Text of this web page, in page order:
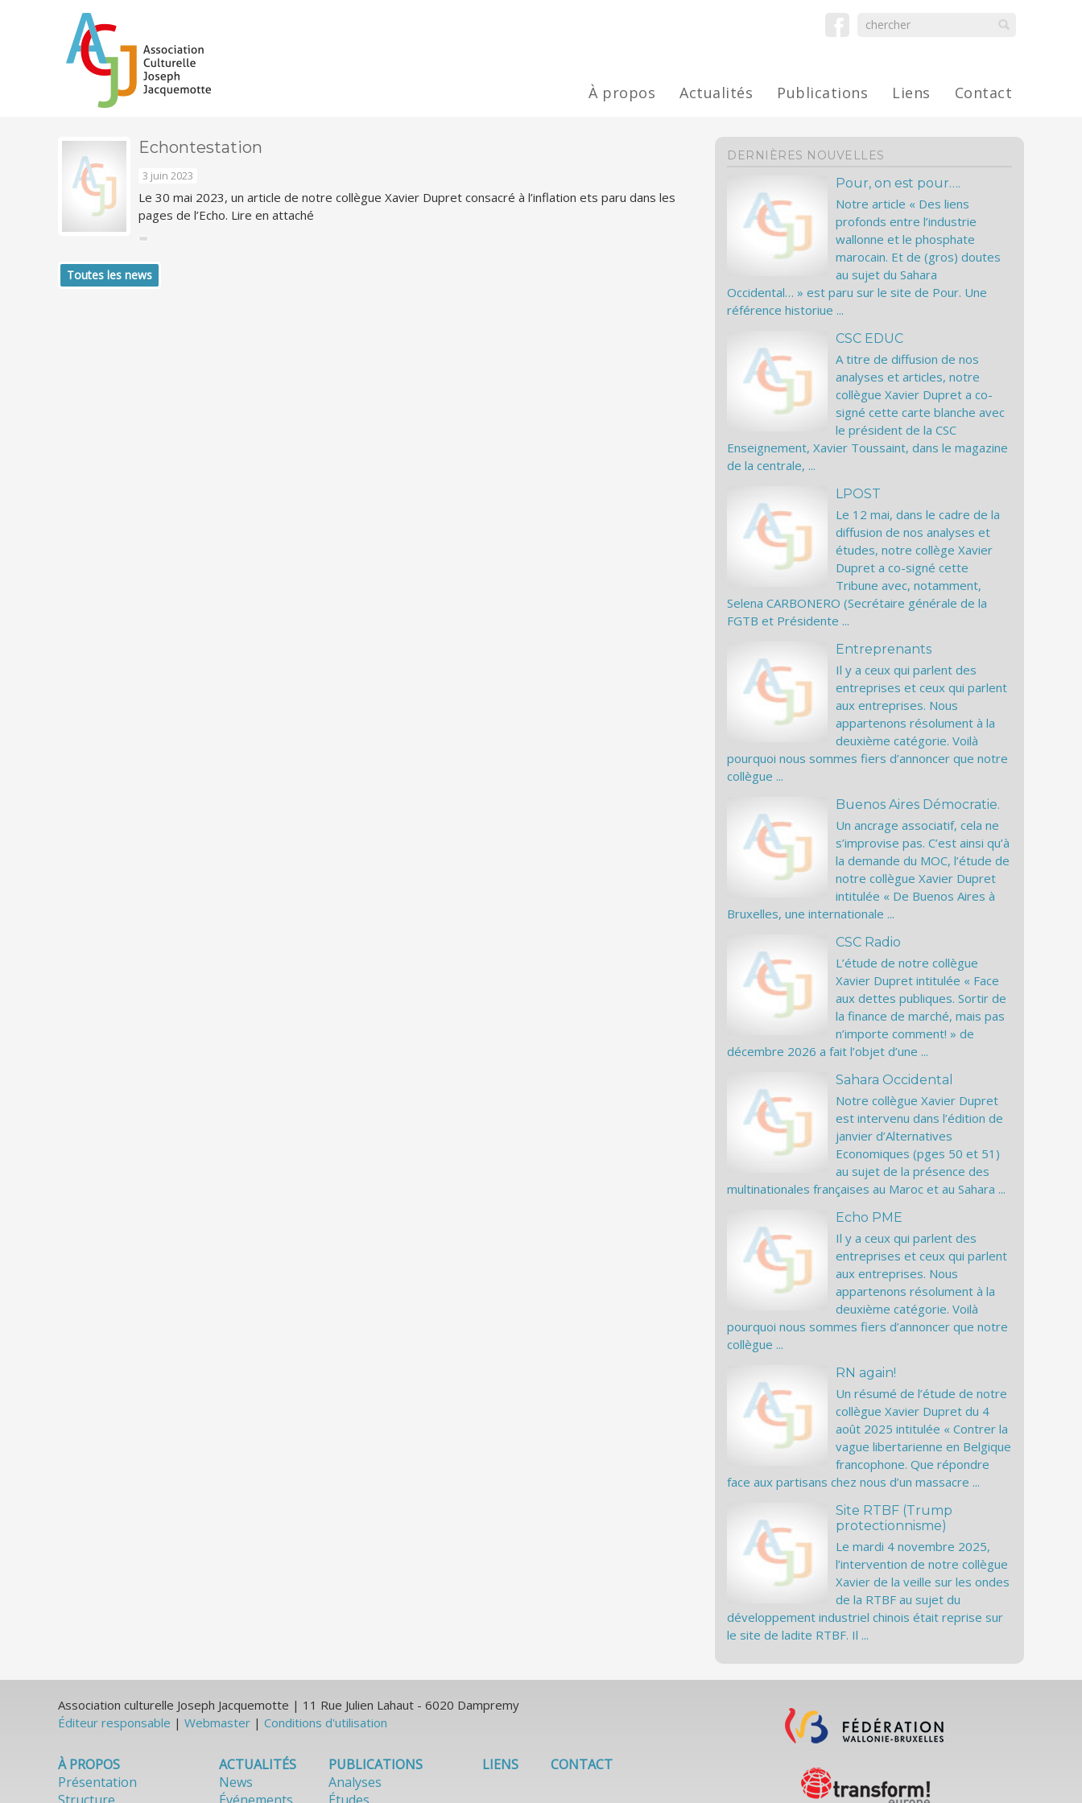
À propos Actualités Publications Liens Contact
Echontestation
3 juin 2023
Le 30 mai 2023, un article de notre collègue Xavier Dupret consacré à l’inflation ets paru dans les
pages de l’Echo. Lire en attaché
Toutes les news
DERNIÈRES NOUVELLES
Pour, on est pour….
Notre article « Des liens
profonds entre l’industrie
wallonne et le phosphate
marocain. Et de (gros) doutes
au sujet du Sahara
Occidental… » est paru sur le site de Pour. Une
référence historiue ...
CSC EDUC
A titre de diffusion de nos
analyses et articles, notre
collègue Xavier Dupret a co-
signé cette carte blanche avec
le président de la CSC
Enseignement, Xavier Toussaint, dans le magazine
de la centrale, ...
LPOST
Le 12 mai, dans le cadre de la
diffusion de nos analyses et
études, notre collège Xavier
Dupret a co-signé cette
Tribune avec, notamment,
Selena CARBONERO (Secrétaire générale de la
FGTB et Présidente ...
Entreprenants
Il y a ceux qui parlent des
entreprises et ceux qui parlent
aux entreprises. Nous
appartenons résolument à la
deuxième catégorie. Voilà
pourquoi nous sommes fiers d’annoncer que notre
collègue ...
Buenos Aires Démocratie.
Un ancrage associatif, cela ne
s’improvise pas. C’est ainsi qu’à
la demande du MOC, l’étude de
notre collègue Xavier Dupret
intitulée « De Buenos Aires à
Bruxelles, une internationale ...
CSC Radio
L’étude de notre collègue
Xavier Dupret intitulée « Face
aux dettes publiques. Sortir de
la finance de marché, mais pas
n’importe comment! » de
décembre 2026 a fait l’objet d’une ...
Sahara Occidental
Notre collègue Xavier Dupret
est intervenu dans l’édition de
janvier d’Alternatives
Economiques (pges 50 et 51)
au sujet de la présence des
multinationales françaises au Maroc et au Sahara ...
Echo PME
Il y a ceux qui parlent des
entreprises et ceux qui parlent
aux entreprises. Nous
appartenons résolument à la
deuxième catégorie. Voilà
pourquoi nous sommes fiers d’annoncer que notre
collègue ...
RN again!
Un résumé de l’étude de notre
collègue Xavier Dupret du 4
août 2025 intitulée « Contrer la
vague libertarienne en Belgique
francophone. Que répondre
face aux partisans chez nous d’un massacre ...
Site RTBF (Trump
protectionnisme)
Le mardi 4 novembre 2025,
l’intervention de notre collègue
Xavier de la veille sur les ondes
de la RTBF au sujet du
développement industriel chinois était reprise sur
le site de ladite RTBF. Il ...
Association culturelle Joseph Jacquemotte | 11 Rue Julien Lahaut - 6020 Dampremy
Éditeur responsable | Webmaster | Conditions d'utilisation
À PROPOS
Présentation
ACTUALITÉS
News
PUBLICATIONS
Analyses
LIENS CONTACT